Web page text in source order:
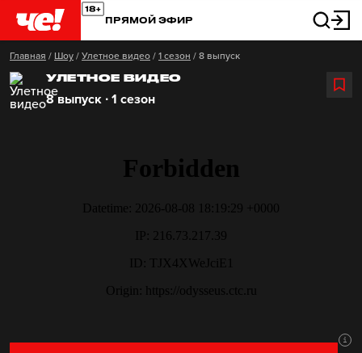
ПРЯМОЙ ЭФИР
Главная / Шоу / Улетное видео / 1 сезон / 8 выпуск
УЛЕТНОЕ ВИДЕО
8 выпуск ∙ 1 сезон